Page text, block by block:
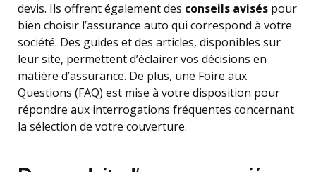
devis. Ils offrent également des conseils avisés pour
bien choisir l’assurance auto qui correspond à votre
société. Des guides et des articles, disponibles sur
leur site, permettent d’éclairer vos décisions en
matière d’assurance. De plus, une Foire aux
Questions (FAQ) est mise à votre disposition pour
répondre aux interrogations fréquentes concernant
la sélection de votre couverture.